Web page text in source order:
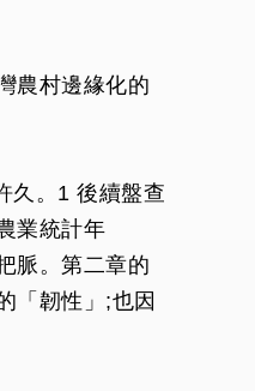
農村邊緣化的
久。1 後續盤查
業統計年
脈。第二章的
「韌性」;也因